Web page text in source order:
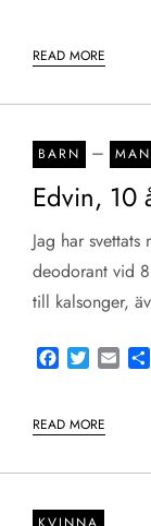
READ MORE
BARN – MAN
Edvin, 10
Jag har
deodorant vid
till kalsonger,
Facebook
TwitterEmail
READ MORE